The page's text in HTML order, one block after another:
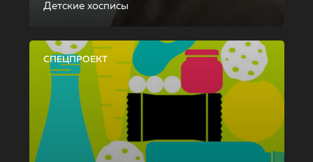
Детские хосписы
СПЕЦПРОЕКТ